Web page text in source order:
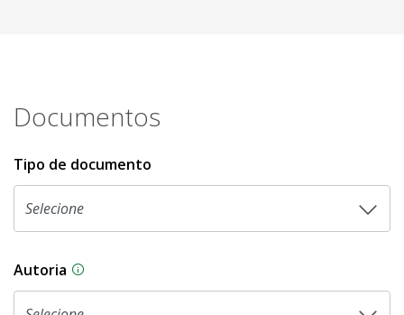
Documentos
Tipo de documento
Autoria As proposições legislativas na CLDF podem